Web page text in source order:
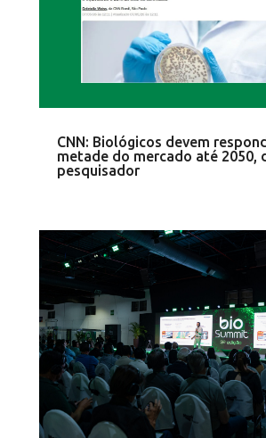
CNN: Biológicos devem
metade do mercado até 2050,
pesquisador